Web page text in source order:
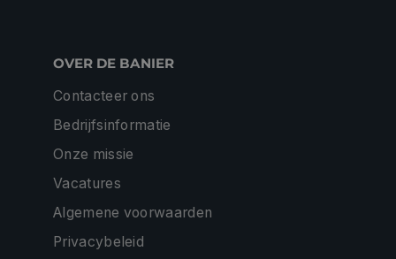
OVER DE BANIER
Contacteer ons
Bedrijfsinformatie
Onze missie
Vacatures
Algemene voorwaarden
Privacybeleid